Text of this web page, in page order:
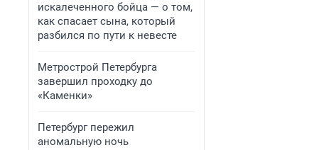
искалеченного бойца — о том,
как спасает сына, который
разбился по пути к невесте
Метрострой Петербурга
завершил проходку до
«Каменки»
Петербург пережил
аномальную ночь